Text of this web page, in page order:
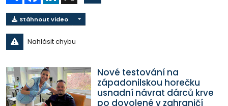
Stáhnout video
Nahlásit chybu
Nové testování na
západonilskou horečku
usnadní návrat dárců krve
po dovolené v zahraničí